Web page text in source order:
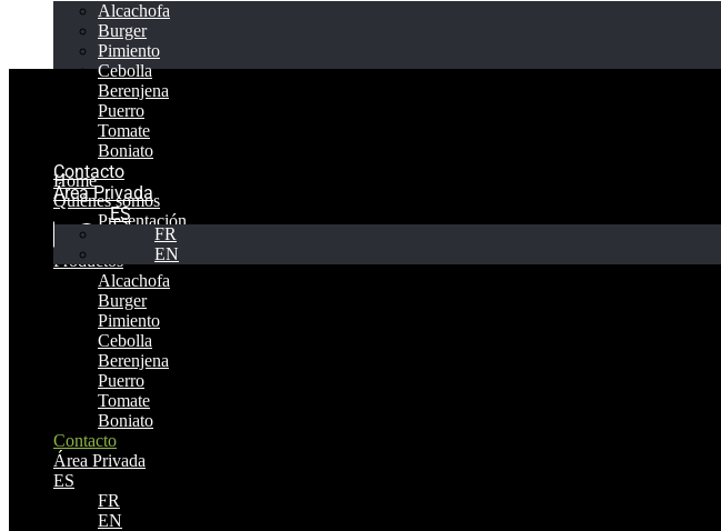
Alcachofa
Burger
Pimiento
Cebolla
Berenjena
Puerro
Tomate
Boniato
Contacto
Área Privada
ES
FR
EN
Home
Quiénes somos
Presentación
Nuestros valores
Productos
Alcachofa
Burger
Pimiento
Cebolla
Berenjena
Puerro
Tomate
Boniato
Contacto
Área Privada
ES
FR
EN